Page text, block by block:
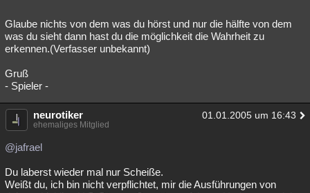
Glaube nichts von dem was du hörst und nur die hälfte von dem
was du sieht dann hast du die möglichkeit die Wahrheit zu
erkennen.(Verfasser unbekannt)
Gruß
- Spieler -
neurotiker 01.01.2005 um 16:43
ehemaliges Mitglied
@jafrael
Du laberst wieder mal nur Scheiße.
Weißt du, ich bin nicht verpflichtet, mir die Ausführungen von